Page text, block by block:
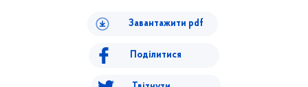
Завантажити pdf
Поділитися